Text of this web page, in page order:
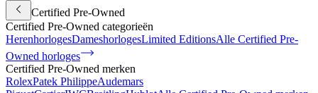
Certified Pre-Owned
Certified Pre-Owned categorieën
HerenhorlogesDameshorlogesLimited EditionsAlle Certified Pre-
Owned horloges
Certified Pre-Owned merken
RolexPatek PhilippeAudemars